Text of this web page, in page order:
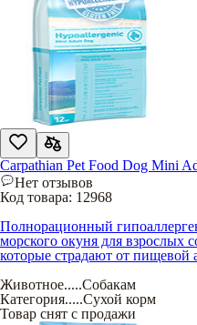
Carpathian Pet Food Dog Mini
Нет отзывов
Код товара: 12968
Полнорационный
морского окуня для взрослых
которые страдают от пищевой
Животное.....Собакам
Категория.....Сухой корм
Товар снят с продажи